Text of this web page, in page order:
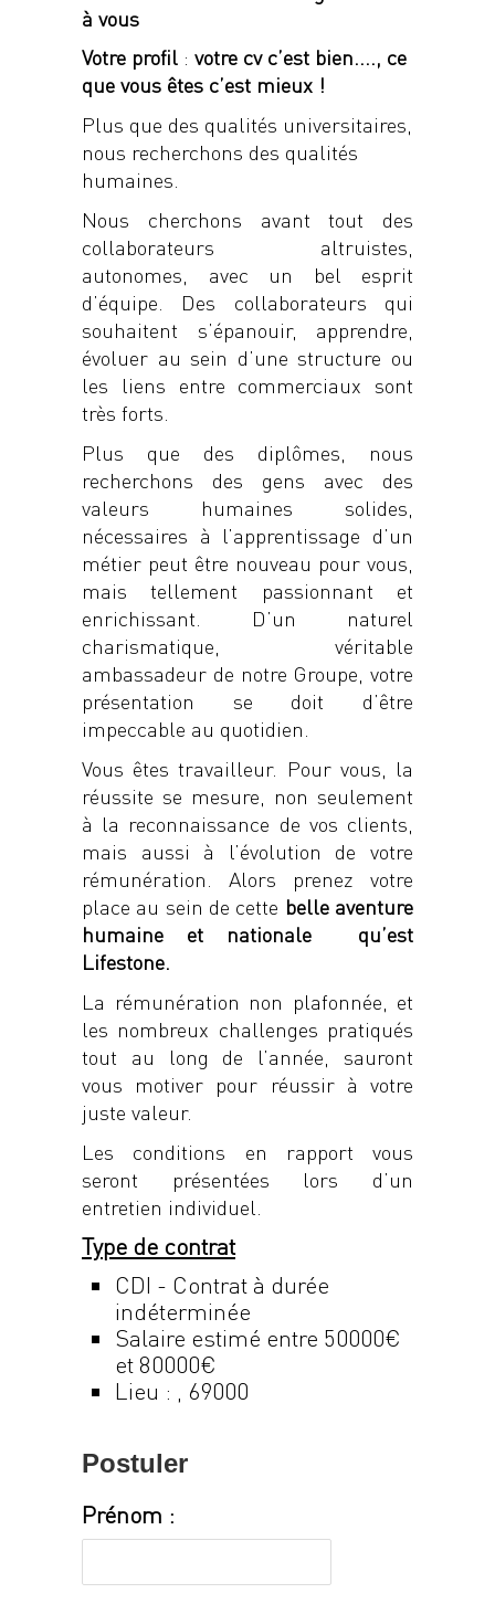
à vous
Votre profil : votre cv c’est bien…., ce
que vous êtes c’est mieux !
Plus que des qualités universitaires,
nous recherchons des qualités
humaines.
Nous cherchons avant tout des
collaborateurs altruistes,
autonomes, avec un bel esprit
d’équipe. Des collaborateurs qui
souhaitent s’épanouir, apprendre,
évoluer au sein d’une structure ou
les liens entre commerciaux sont
très forts.
Plus que des diplômes, nous
recherchons des gens avec des
valeurs humaines solides,
nécessaires à l’apprentissage d’un
métier peut être nouveau pour vous,
mais tellement passionnant et
enrichissant. D’un naturel
charismatique, véritable
ambassadeur de notre Groupe, votre
présentation se doit d’être
impeccable au quotidien.
Vous êtes travailleur. Pour vous, la
réussite se mesure, non seulement
à la reconnaissance de vos clients,
mais aussi à l’évolution de votre
rémunération. Alors prenez votre
place au sein de cette belle aventure
humaine et nationale
qu’est
Lifestone.
La rémunération non plafonnée, et
les nombreux challenges pratiqués
tout au long de l’année, sauront
vous motiver pour réussir à votre
juste valeur.
Les conditions en rapport vous
seront présentées lors d’un
entretien individuel.
Type de contrat
CDI - Contrat à durée
indéterminée
Salaire estimé entre 50000€
et 80000€
Lieu : , 69000
Postuler
Prénom :